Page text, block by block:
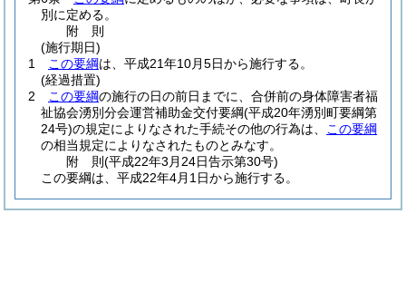
別に定める。
附 則
(施行期日)
1
この要綱は、平成21年10月5日から施行する。
(経過措置)
2
この要綱の施行の日の前日までに、合併前の身体障害者福
祉協会湧別分会運営補助金交付要綱(平成20年湧別町要綱第
24号)の規定によりなされた手続その他の行為は、
この要綱
の相当規定によりなされたものとみなす。
附 則(平成22年3月24日告示第30号)
この要綱は、平成22年4月1日から施行する。